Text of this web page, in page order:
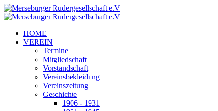
HOME
VEREIN
Termine
Mitgliedschaft
Vorstandschaft
Vereinsbekleidung
Vereinszeitung
Geschichte
1906 - 1931